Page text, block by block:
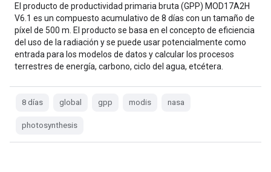
El producto de productividad primaria bruta (GPP) MOD17A2H
V6.1 es un compuesto acumulativo de 8 días con un tamaño de
píxel de 500 m. El producto se basa en el concepto de eficiencia
del uso de la radiación y se puede usar potencialmente como
entrada para los modelos de datos y calcular los procesos
terrestres de energía, carbono, ciclo del agua, etcétera.
8 días global gpp modis nasa
photosynthesis